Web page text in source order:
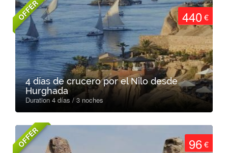
OFFER 440€
4 días de crucero por el Nilo desde
Hurghada
Duration 4 días / 3 noches
OFFER 96€